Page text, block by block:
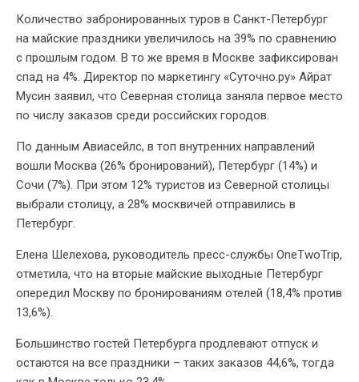
Количество забронированных туров в Санкт-Петербург
на майские праздники увеличилось на 39% по сравнению
с прошлым годом. В то же время в Москве зафиксирован
спад на 4%. Директор по маркетингу «Суточно.ру» Айрат
Мусин заявил, что Северная столица заняла первое место
по числу заказов среди российских городов.
По данным Авиасейлс, в топ внутренних направлений
вошли Москва (26% бронирований), Петербург (14%) и
Сочи (7%). При этом 12% туристов из Северной столицы
выбрали столицу, а 28% москвичей отправились в
Петербург.
Елена Шелехова, руководитель пресс-службы OneTwoTrip,
отметила, что на вторые майские выходные Петербург
опередил Москву по бронированиям отелей (18,4% против
13,6%).
Большинство гостей Петербурга продлевают отпуск и
остаются на все праздники – таких заказов 44,6%, тогда